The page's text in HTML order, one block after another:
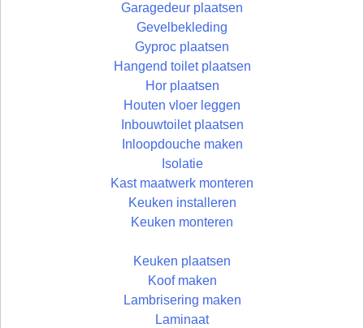
Garagedeur plaatsen
Gevelbekleding
Gyproc plaatsen
Hangend toilet plaatsen
Hor plaatsen
Houten vloer leggen
Inbouwtoilet plaatsen
Inloopdouche maken
Isolatie
Kast maatwerk monteren
Keuken installeren
Keuken monteren
Keuken plaatsen
Koof maken
Lambrisering maken
Laminaat